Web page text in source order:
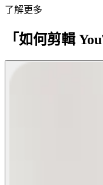
了解更多
「如何剪輯